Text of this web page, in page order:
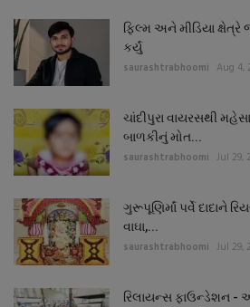
ફિલ્મ અને મીડિયા ક્ષેત્રે
કર્યું
saurashtrabhoomi Aug 4,
ચાંદીપુરા વાયરસથી
બાળકીનું મોત...
saurashtrabhoomi Jul 29,
ગુરૂપૂણિર્માં પર્વે દાદાને
વાઘા,...
saurashtrabhoomi Jul 29,
રિલાયન્સ ફાઉન્ડેશન -